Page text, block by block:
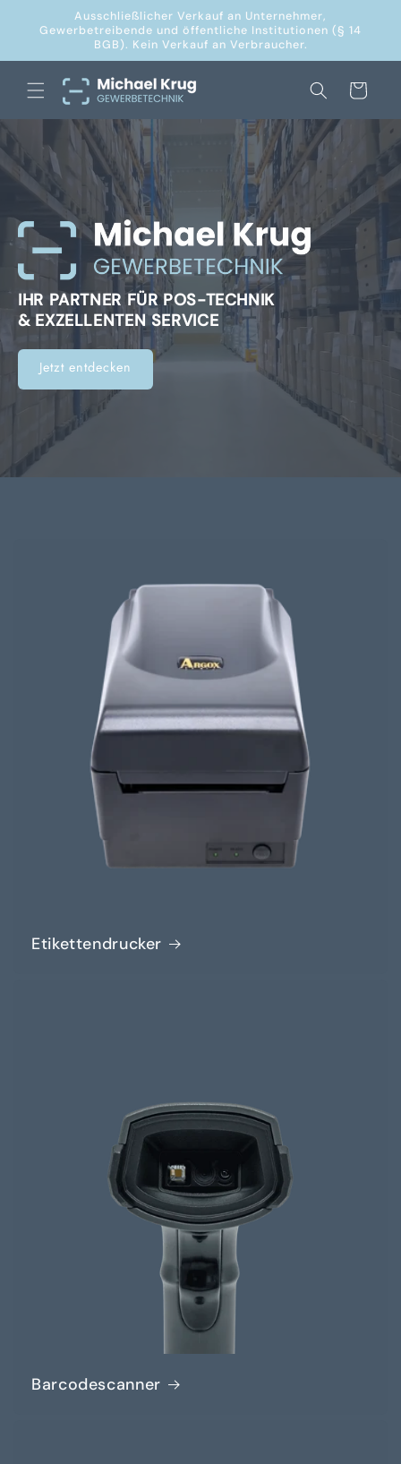
Inhalt
Ausschließlicher Verkauf an Unternehmer,
Gewerbetreibende und öffentliche Institutionen (§ 14
BGB). Kein Verkauf an Verbraucher.
Warenkorb
IHR PARTNER FÜR POS-TECHNIK
& EXZELLENTEN SERVICE
Jetzt entdecken
Etikettendrucker
Barcodescanner